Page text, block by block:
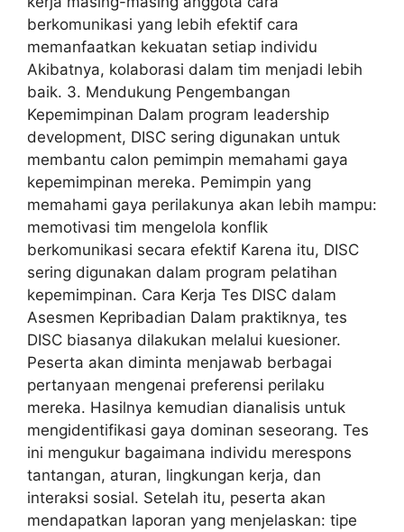
berkomunikasi yang lebih efektif cara
memanfaatkan kekuatan setiap individu
Akibatnya, kolaborasi dalam tim menjadi lebih
baik. 3. Mendukung Pengembangan
Kepemimpinan Dalam program leadership
development, DISC sering digunakan untuk
membantu calon pemimpin memahami gaya
kepemimpinan mereka. Pemimpin yang
memahami gaya perilakunya akan lebih mampu:
memotivasi tim mengelola konflik
berkomunikasi secara efektif Karena itu, DISC
sering digunakan dalam program pelatihan
kepemimpinan. Cara Kerja Tes DISC dalam
Asesmen Kepribadian Dalam praktiknya, tes
DISC biasanya dilakukan melalui kuesioner.
Peserta akan diminta menjawab berbagai
pertanyaan mengenai preferensi perilaku
mereka. Hasilnya kemudian dianalisis untuk
mengidentifikasi gaya dominan seseorang. Tes
ini mengukur bagaimana individu merespons
tantangan, aturan, lingkungan kerja, dan
interaksi sosial. Setelah itu, peserta akan
mendapatkan laporan yang menjelaskan: tipe